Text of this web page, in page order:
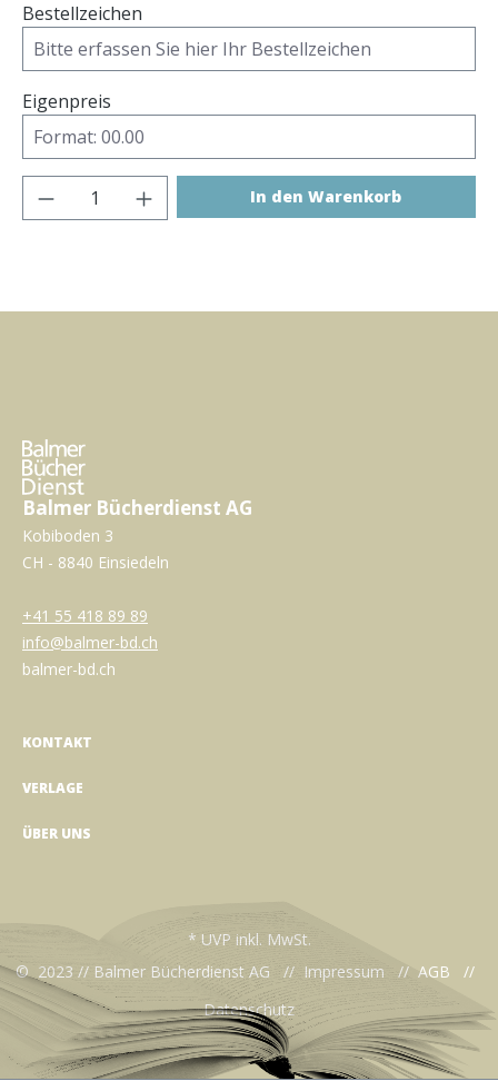
Bestellzeichen
Eigenpreis
Produkt Anzahl: Gib den gewünschten
In den Warenkorb
Balmer Bücherdienst AG
Kobiboden 3
CH - 8840 Einsiedeln
+41 55 418 89 89
info@balmer-bd.ch
balmer-bd.ch
KONTAKT
VERLAGE
ÜBER UNS
* UVP inkl. MwSt.
© 2023 // Balmer Bücherdienst AG // Impressum // AGB //
Datenschutz